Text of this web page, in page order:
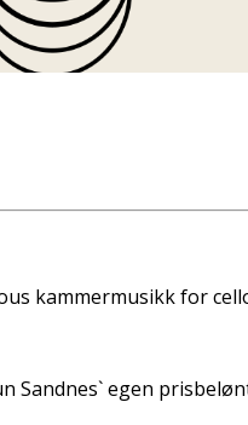
kammermusikk for
egen